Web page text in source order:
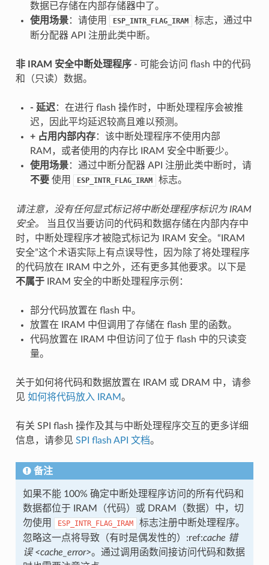
数据已存储在内部存储器中了。
使用场景：请使用 ESP_INTR_FLAG_IRAM
标志，通过中
断分配器 API 注册此类中断。
非 IRAM 安全中断处理程序- 可能会访问 flash 中的代码
和（只读）数据。
- 延迟：在进行 flash 操作时，中断处理程序会被推
迟，因此平均延迟较高且难以预测。
+ 占用内部内存：该中断处理程序不使用内部
RAM，或者使用的内存比 IRAM 安全中断要少。
使用场景：通过中断分配器 API 注册此类中断时，请
不要使用 ESP_INTR_FLAG_IRAM 标志。
请注意，没有任何显式标记将中断处理程序标识为 IRAM
安全。
当且仅当要访问的代码和数据存储在内部内存中
时，中断处理程序才被隐式标记为 IRAM 安全。“IRAM
安全”这个术语实际上有点误导性，因为除了将处理程序
的代码放在 IRAM 中之外，还有更多其他要求。以下是
不属于IRAM 安全的中断处理程序示例：
部分代码放置在 flash 中。
放置在 IRAM 中但调用了存储在 flash 里的函数。
代码放置在 IRAM 中但访问了位于 flash 中的只读变
量。
关于如何将代码和数据放置在 IRAM 或 DRAM 中，请参
见 如何将代码放入 IRAM。
有关 SPI flash 操作及其与中断处理程序交互的更多详细
信息，请参见 SPI flash API 文档。
备注
如果不能 100% 确定中断处理程序访问的所有代码和
数据都位于 IRAM（代码）或 DRAM（数据）中，切
勿使用
ESP_INTR_FLAG_IRAM
标志注册中断处理程序。
忽略这一点将导致（有时是偶发性的）:ref:cache 错
误 <cache_error>。通过调用函数间接访问代码和数据